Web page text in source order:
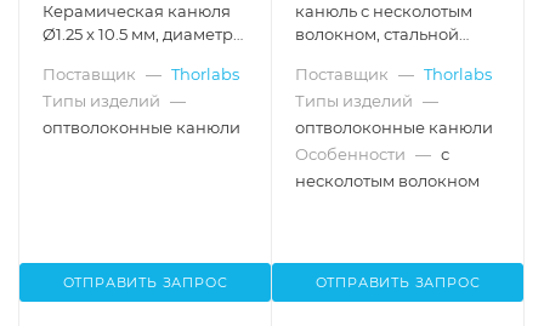
Керамическая канюля
Ø1.25 x 10.5 мм, диаметр
Ø200 мкм, 0.22 NA,
длина волокна: 10 мм,
Thorlabs
Поставщик — Thorlabs
Типы изделий —
оптволоконные канюли
ОТПРАВИТЬ ЗАПРОС
канюль с несколотым
волокном, стальной
диаметр сердцевины
Ø200 мкм, числовая
апертура 0.39
Поставщик — Thorlabs
Типы изделий —
оптволоконные канюли
Особенности — с
несколотым волокном
ОТПРАВИТЬ ЗАПРОС